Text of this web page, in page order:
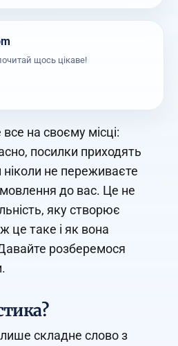
щось цікаве!
все на своєму місці:
посилки приходять
не переживаєте
до вас. Це не
яку створює
це таке і як вона
розберемося
складне слово з